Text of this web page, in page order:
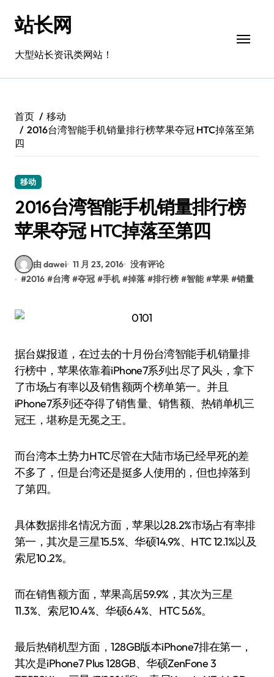
站长网
大型站长资讯类网站！
首页
移动
2016台湾智能手机销量排行榜苹果夺冠 HTC掉落至第
四
移动
2016台湾智能手机销量排行榜
苹果夺冠 HTC掉落至第四
由 dawei 11 月 23, 2016 没有评论
#2016 #台湾 #夺冠 #手机 #掉落 #排行榜 #智能 #苹果 #销量
据台媒报道，在过去的十月份台湾智能手机销量排
行榜中，苹果依靠着iPhone7系列出尽了风头，拿下
了市场占有率以及销售额两个榜单第一。并且
iPhone7系列还夺得了销售量、销售额、热销单机三
冠王，堪称是无冕之王。
而台湾本土势力HTC尽管在大陆市场已经早死的差
不多了，但是台湾还是挺多人使用的，但也掉落到
了第四。
具体数据排名情况方面，苹果以28.2%市场占有率排
第一，其次是三星15.5%、华硕14.9%、HTC 12.1%以及
索尼10.2%。
而在销售额方面，苹果高居59.9%，其次为三星
11.3%、索尼10.4%、华硕6.4%、HTC 5.6%。
最后热销机型方面，128GB版本iPhone7排在第一，
其次是iPhone7 Plus 128GB、华硕ZenFone 3